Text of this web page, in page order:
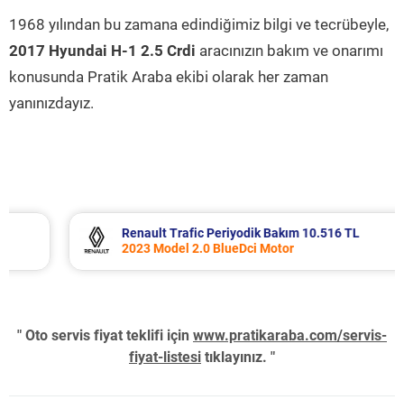
1968 yılından bu zamana edindiğimiz bilgi ve tecrübeyle,
2017 Hyundai H-1 2.5 Crdi aracınızın bakım ve onarımı
konusunda Pratik Araba ekibi olarak her zaman
yanınızdayız.
Renault Trafic Periyodik Bakım 10.516 TL
2023 Model 2.0 BlueDci Motor
" Oto servis fiyat teklifi için www.pratikaraba.com/servis-
fiyat-listesi tıklayınız. "